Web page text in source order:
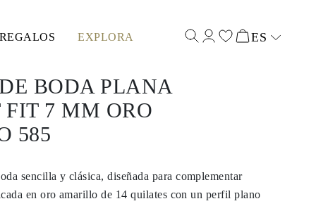
EXPLORA ES
BODA PLANA
FIT 7 MM ORO
585
sencilla y clásica, diseñada para complementar
en oro amarillo de 14 quilates con un perfil plano